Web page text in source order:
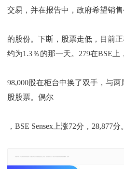
交易，并在报告中，政府希望销售
的股份。下断，股票走低，目前
约为1.3％的那一天。279在BSE上
98,000股在柜台中换了双手，与两
股股票。偶尔
，BSE Sensex上涨72分，28,877分。